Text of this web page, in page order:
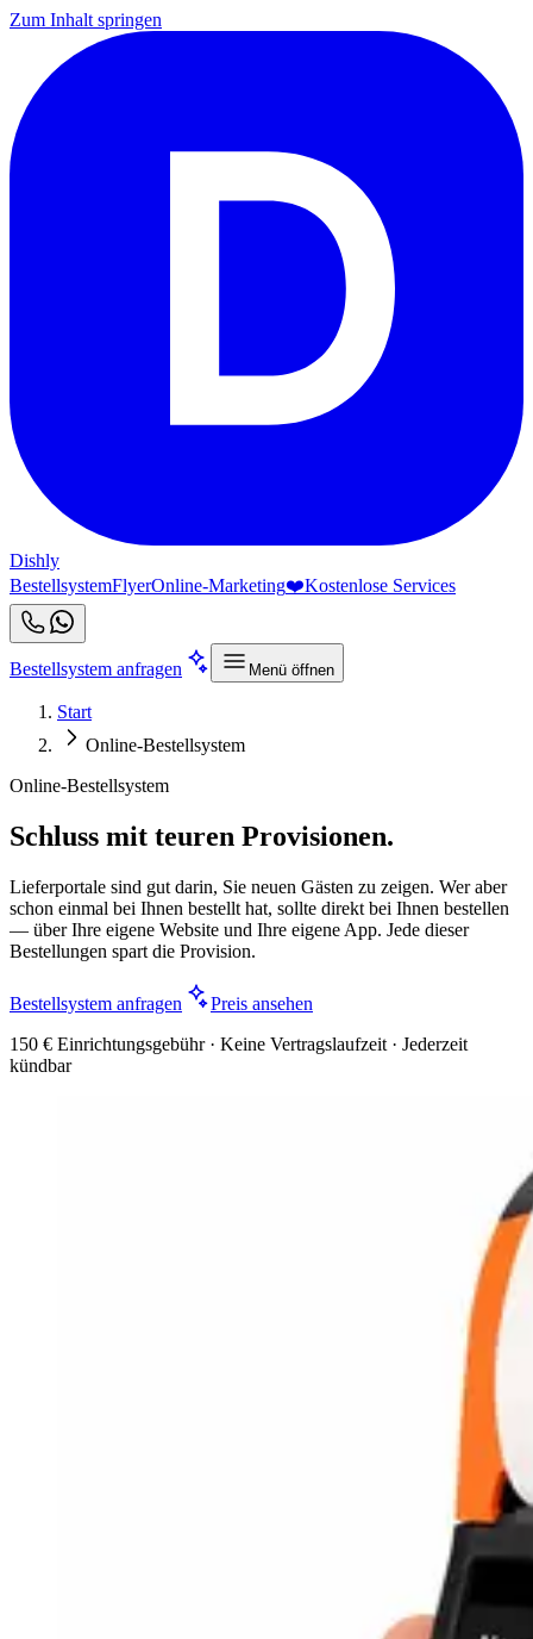
Zum Inhalt springen
Dishly
BestellsystemFlyerOnline-Marketing❤️Kostenlose Services
Bestellsystem anfragen Menü öffnen
Start
Online-Bestellsystem
Online-Bestellsystem
Schluss mit teuren Provisionen.
Lieferportale sind gut darin, Sie neuen Gästen zu zeigen. Wer aber
schon einmal bei Ihnen bestellt hat, sollte direkt bei Ihnen bestellen
— über Ihre eigene Website und Ihre eigene App. Jede dieser
Bestellungen spart die Provision.
Bestellsystem anfragen
Preis ansehen
150 € Einrichtungsgebühr · Keine Vertragslaufzeit · Jederzeit
kündbar